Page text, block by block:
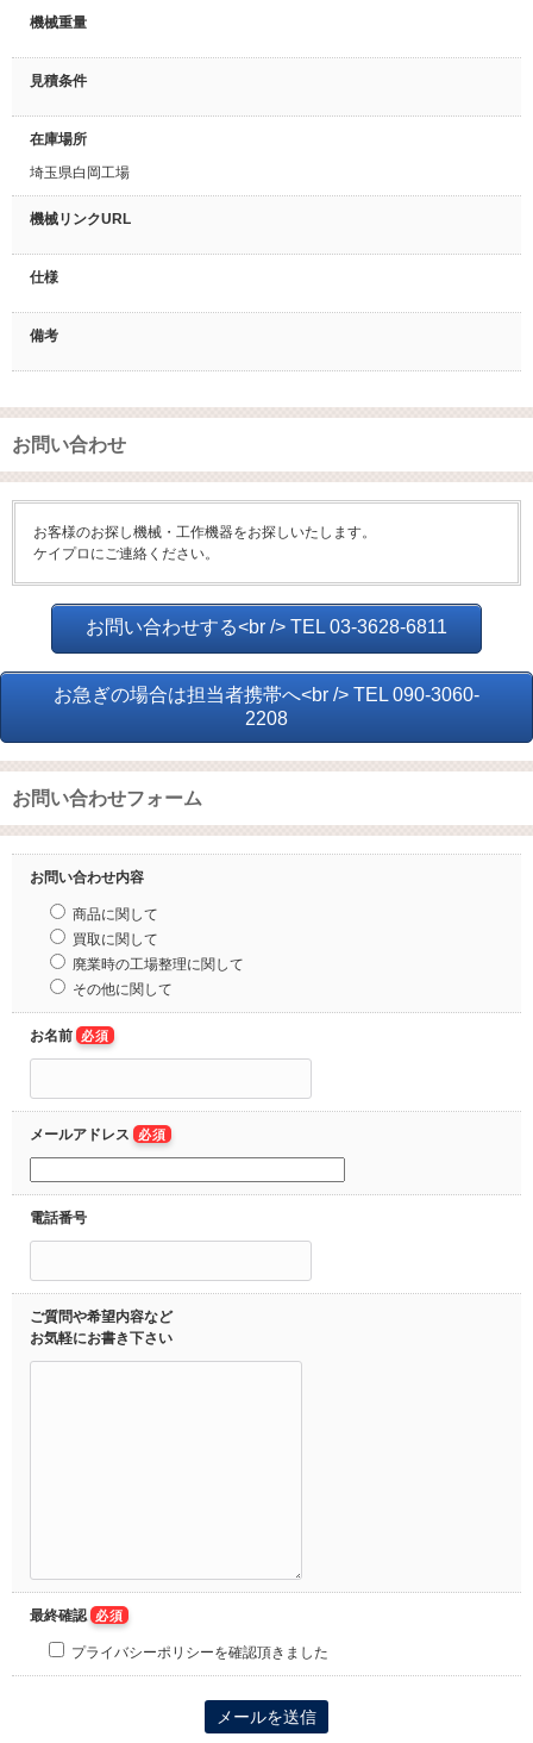
機械重量
見積条件
在庫場所
埼玉県白岡工場
機械リンクURL
仕様
備考
お問い合わせ
お客様のお探し機械・工作機器をお探しいたします。
ケイプロにご連絡ください。
お問い合わせする<br /> TEL 03-3628-6811
お急ぎの場合は担当者携帯へ<br /> TEL 090-3060-
2208
お問い合わせフォーム
お問い合わせ内容
商品に関して
買取に関して
廃業時の工場整理に関して
その他に関して
お名前 必須
メールアドレス 必須
電話番号
ご質問や希望内容など
お気軽にお書き下さい
最終確認 必須
プライバシーポリシーを確認頂きました